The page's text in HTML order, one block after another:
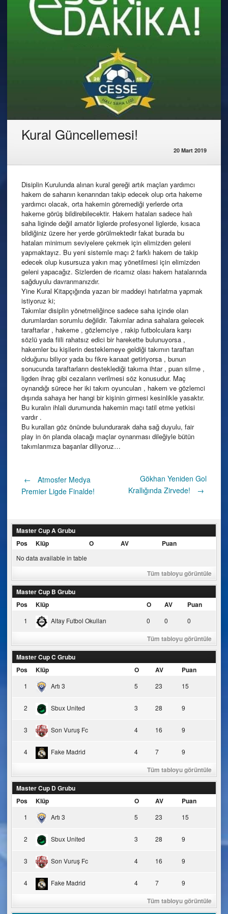
Kural Güncellemesi!
20 Mart 2019
Disiplin Kurulunda alınan kural gereği artık maçları yardımcı
hakem de sahanın kenarından takip edecek olup orta hakeme
yardımcı olacak, orta hakemin göremediği yerlerde orta
hakeme görüş bildirebilecektir. Hakem hataları sadece halı
saha liginde değil amatör liglerde profesyonel liglerde, kısaca
bildiğiniz üzere her yerde görülmektedir fakat burada bu
hataları minimum seviyelere çekmek için elimizden geleni
yapmaktayız. Bu yeni sistemle maçı 2 farklı hakem de takip
edecek olup kusursuza yakın maç yönetilmesi için elimizden
geleni yapacağız. Sizlerden de ricamız olası hakem hatalarında
sağduyulu davranmanızdır.
Yine Kural Kitapçığında yazan bir maddeyi hatırlatma yapmak
istiyoruz ki;
Takımlar disiplin yönetmeliğince sadece saha içinde olan
durumlardan sorumlu değildir. Takımlar adına sahalara gelecek
taraftarlar , hakeme , gözlemciye , rakip futbolculara karşı
sözlü yada fiili rahatsız edici bir harekette bulunuyorsa ,
hakemler bu kişilerin desteklemeye geldiği takımın taraftarı
olduğunu biliyor yada bu fikre kanaat getiriyorsa , bunun
sonucunda taraftarların desteklediği takıma ihtar , puan silme ,
ligden ihraç gibi cezaların verilmesi söz konusudur. Maç
oynandığı sürece her iki takım oyuncuları , hakem ve gözlemci
dışında sahaya her hangi bir kişinin girmesi kesinlikle yasaktır.
Bu kuralın ihlali durumunda hakemin maçı tatil etme yetkisi
vardır .
Bu kuralları göz önünde bulundurarak daha sağ duyulu, fair
play in ön planda olacağı maçlar oynanması dileğiyle bütün
takımlarımıza başarılar diliyoruz…
Post
←
Atmosfer Medya
Premier Ligde Finalde!
Gökhan Yeniden Gol
Krallığında Zirvede!
→
Master Cup A Grubu
Pos
Klüp O AV Puan
No data available in table
Tüm tabloyu görüntüle
Master Cup B Grubu
Pos
Klüp O AV Puan
1 Altay Futbol Okulları 0 0 0
Tüm tabloyu görüntüle
Master Cup C Grubu
Pos
Klüp O AV Puan
1 Artı 3 5 23 15
2 Sbux United 3 28 9
3 Son Vuruş Fc 4 16 9
4 Fake Madrid 4 7 9
Tüm tabloyu görüntüle
Master Cup D Grubu
Pos
Klüp O AV Puan
1 Artı 3 5 23 15
2 Sbux United 3 28 9
3 Son Vuruş Fc 4 16 9
4 Fake Madrid 4 7 9
Tüm tabloyu görüntüle